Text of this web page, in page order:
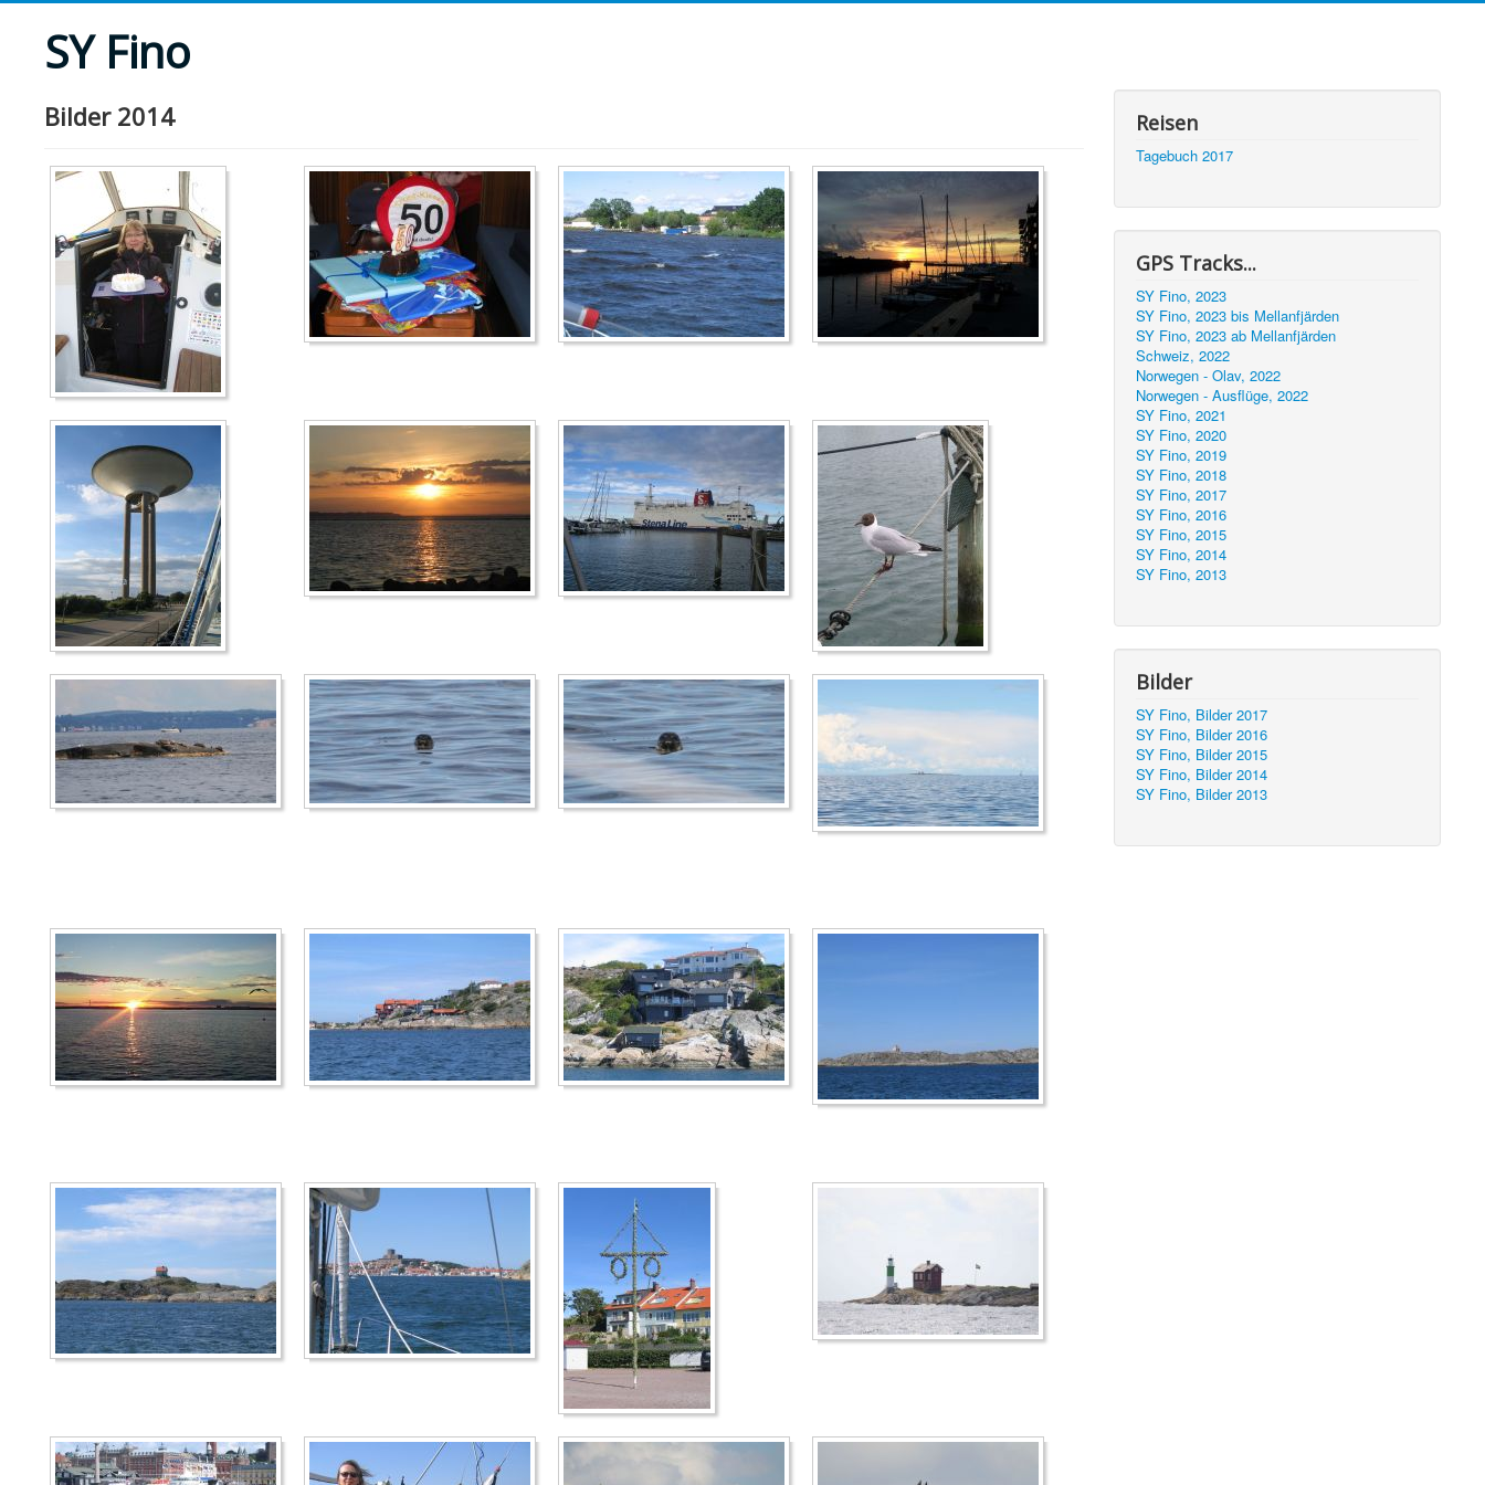
SY Fino
Bilder 2014 Reisen
Tagebuch 2017
GPS Tracks...
SY Fino, 2023
SY Fino, 2023 bis Mellanfjärden
SY Fino, 2023 ab Mellanfjärden
Schweiz, 2022
Norwegen - Olav, 2022
Norwegen - Ausflüge, 2022
SY Fino, 2021
SY Fino, 2020
SY Fino, 2019
SY Fino, 2018
SY Fino, 2017
SY Fino, 2016
SY Fino, 2015
SY Fino, 2014
SY Fino, 2013
Bilder
SY Fino, Bilder 2017
SY Fino, Bilder 2016
SY Fino, Bilder 2015
SY Fino, Bilder 2014
SY Fino, Bilder 2013